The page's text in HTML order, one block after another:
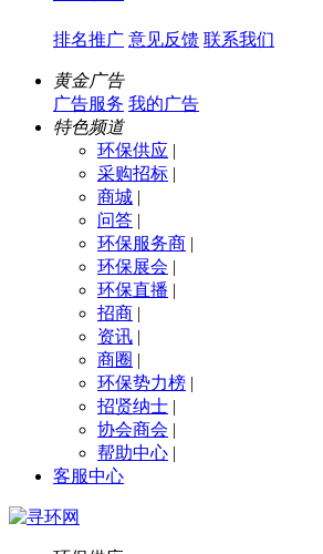
排名推广 意见反馈 联系我们
黄金广告
广告服务 我的广告
特色频道
环保供应 |
采购招标 |
商城 |
问答 |
环保服务商 |
环保展会 |
环保直播 |
招商 |
资讯 |
商圈 |
环保势力榜 |
招贤纳士 |
协会商会 |
帮助中心 |
客服中心